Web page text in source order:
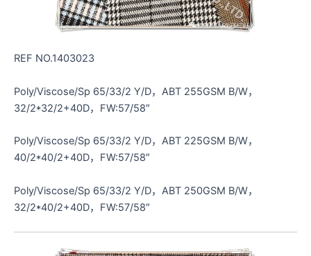
REF NO.1403023
Poly/Viscose/Sp 65/33/2 Y/D，ABT 255GSM B/W，
32/2*32/2+40D，FW:57/58″
Poly/Viscose/Sp 65/33/2 Y/D，ABT 225GSM B/W，
40/2*40/2+40D，FW:57/58″
Poly/Viscose/Sp 65/33/2 Y/D，ABT 250GSM B/W，
32/2*40/2+40D，FW:57/58″